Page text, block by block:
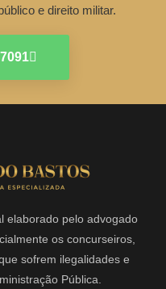
e direito militar.
elaborado pelo advogado
os concurseiros,
sofrem ilegalidades e
Pública.